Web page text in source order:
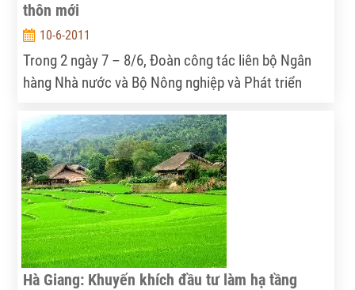
thôn mới
10-6-2011
Trong 2 ngày 7 – 8/6, Đoàn công tác liên bộ Ngân
hàng Nhà nước và Bộ Nông nghiệp và Phát triển
Hà Giang: Khuyến khích đầu tư làm hạ tầng